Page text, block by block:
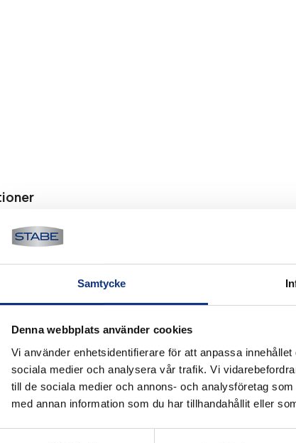
Samtycke
Denna webbplats använder cookies
Vi använder enhetsidentifierare för att anpassa
sociala medier och analysera vår trafik. Vi
till de sociala medier och annons- och analysföretag
med annan information som du har tillhandahållit eller
B5 IE3 (Brook Crompton)
elektromekanik och pneumatik för industriautomation.
Center (EMTC) för Parker Hannifin och
Mer om Stabe